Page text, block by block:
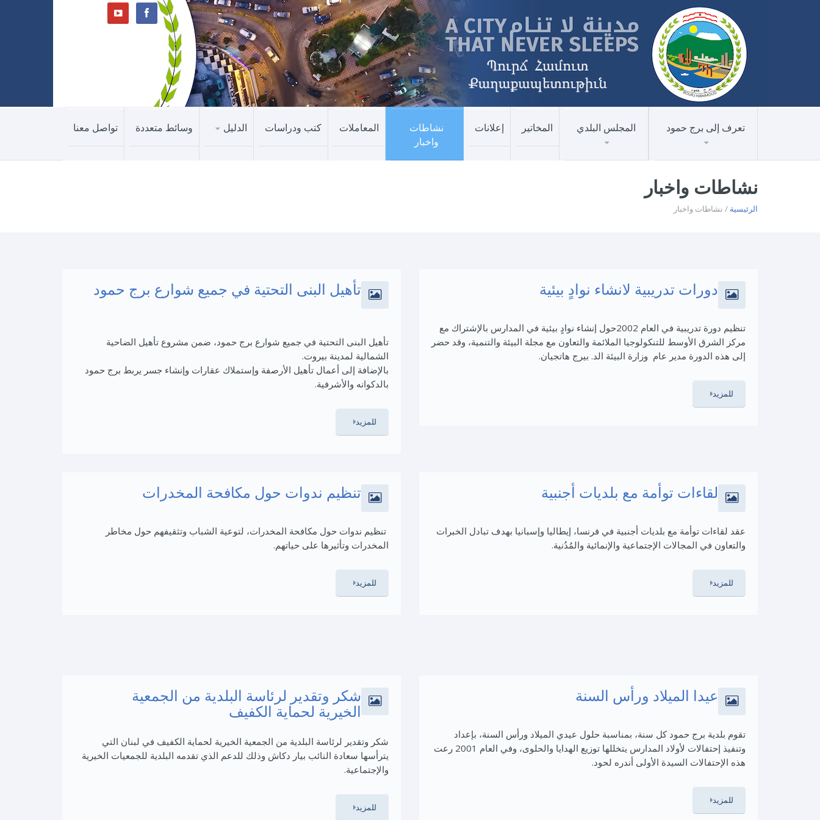
تعرف إلى برج حمود المجلس البلدي المخاتير إعلانات
نشاطات
واخبار
المعاملات كتب ودراسات الدليل وسائط متعددة تواصل معنا
نشاطات واخبار
الرئيسية / نشاطات واخبار
تأهيل البنى التحتية في جميع شوارع برج حمود
تأهيل البنى التحتية في جميع شوارع برج حمود، ضمن مشروع تأهيل الضاحية
الشمالية لمدينة بيروت.
بالإضافة إلى أعمال تأهيل الأرصفة وإستملاك عقارات وإنشاء جسر يربط برج حمود
بالدكوانه والأشرفية.
للمزيد
دورات تدريبية لانشاء نوادٍ بيئية
تنظيم دورة تدريبية في العام 2002حول إنشاء نوادٍ بيئية في المدارس بالإشتراك مع
مركز الشرق الأوسط للتنكولوجيا الملائمة والتعاون مع مجلة البيئة والتنمية، وقد حضر
إلى هذه الدورة مدير عام وزارة البيئة الد. بيرج هاتجيان.
للمزيد
تنظيم ندوات حول مكافحة المخدرات
تنظيم ندوات حول مكافحة المخدرات، لتوعية الشباب وتثقيفهم حول مخاطر
المخدرات وتأثيرها على حياتهم.
للمزيد
لقاءات توأمة مع بلديات أجنبية
عقد لقاءات توأمة مع بلديات أجنبية في فرنسا، إيطاليا وإسبانيا بهدف تبادل الخبرات
والتعاون في المجالات الإجتماعية والإنمائية والمُدُنية.
للمزيد
شكر وتقدير لرئاسة البلدية من الجمعية
الخيرية لحماية الكفيف
شكر وتقدير لرئاسة البلدية من الجمعية الخيرية لحماية الكفيف في لبنان التي
يترأسها سعادة النائب بيار دكاش وذلك للدعم الذي تقدمه البلدية للجمعيات الخيرية
والإجتماعية.
للمزيد
عيدا الميلاد ورأس السنة
تقوم بلدية برج حمود كل سنة، بمناسبة حلول عيدي الميلاد ورأس السنة، بإعداد
وتنفيذ إحتفالات لأولاد المدارس يتخللها توزيع الهدايا والحلوى، وفي العام 2001 رعت
هذه الإحتفالات السيدة الأولى أندره لحود.
للمزيد